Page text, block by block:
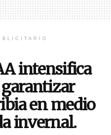
intensifica
garantizar
en medio
invernal.